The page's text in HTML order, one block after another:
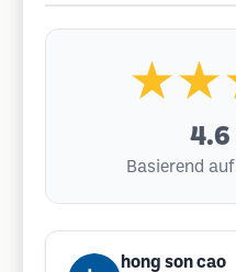
4.6
Basierend
hong son cao